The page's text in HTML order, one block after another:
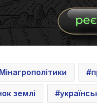
землі